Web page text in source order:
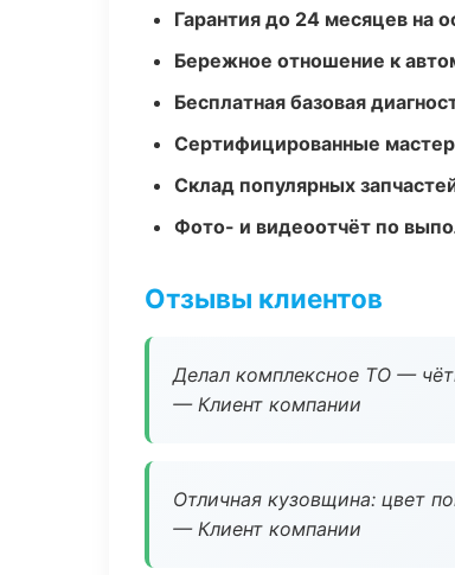
Гарантия до 24 месяцев на
Бережное отношение к
Бесплатная базовая
Сертифицированные
Склад популярных
Фото- и видеоотчёт по
Отзывы клиентов
Делал комплексное ТО —
— Клиент компании
Отличная кузовщина: цвет
— Клиент компании